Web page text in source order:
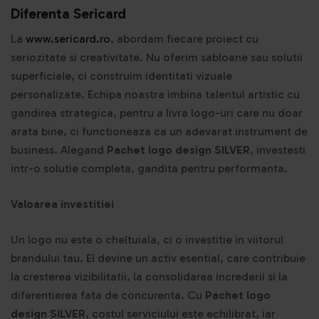
Diferenta Sericard
La www.sericard.ro, abordam fiecare proiect cu
seriozitate si creativitate. Nu oferim sabloane sau solutii
superficiale, ci construim identitati vizuale
personalizate. Echipa noastra imbina talentul artistic cu
gandirea strategica, pentru a livra logo-uri care nu doar
arata bine, ci functioneaza ca un adevarat instrument de
business. Alegand Pachet logo design SILVER, investesti
intr-o solutie completa, gandita pentru performanta.
Valoarea investitiei
Un logo nu este o cheltuiala, ci o investitie in viitorul
brandului tau. El devine un activ esential, care contribuie
la cresterea vizibilitatii, la consolidarea increderii si la
diferentierea fata de concurenta. Cu Pachet logo
design SILVER, costul serviciului este echilibrat, iar